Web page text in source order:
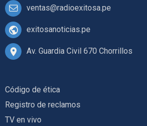
ventas@radioexitosa.pe
exitosanoticias.pe
Av. Guardia Civil 670 Chorrillos
Código de ética
Registro de reclamos
TV en vivo